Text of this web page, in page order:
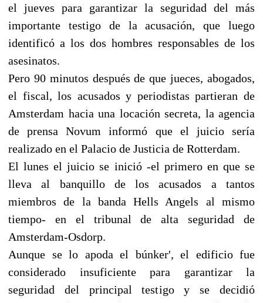
el jueves para garantizar la seguridad del más
importante testigo de la acusación, que luego
identificó a los dos hombres responsables de los
asesinatos.
Pero 90 minutos después de que jueces, abogados,
el fiscal, los acusados y periodistas partieran de
Amsterdam hacia una locación secreta, la agencia
de prensa Novum informó que el juicio sería
realizado en el Palacio de Justicia de Rotterdam.
El lunes el juicio se inició -el primero en que se
lleva al banquillo de los acusados a tantos
miembros de la banda Hells Angels al mismo
tiempo- en el tribunal de alta seguridad de
Amsterdam-Osdorp.
Aunque se lo apoda el búnker', el edificio fue
considerado insuficiente para garantizar la
seguridad del principal testigo y se decidió